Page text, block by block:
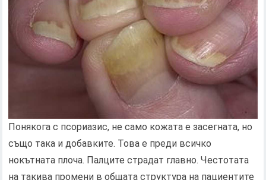
Понякога с псориазис, не само кожата е засегната, но
също така и добавките. Това е преди всичко
нокътната плоча. Палците страдат главно. Честотата
на такива промени в общата структура на пациентите